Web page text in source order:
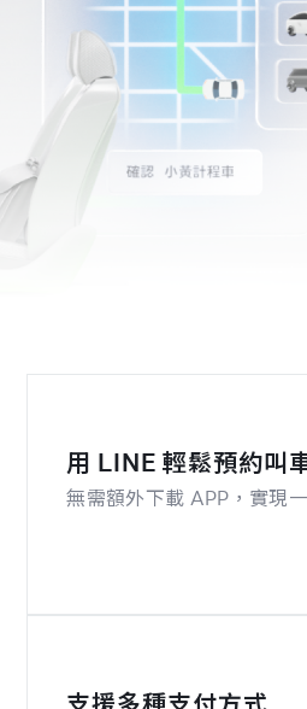
用 LINE 輕鬆預約叫
無需額外下載 APP，實現